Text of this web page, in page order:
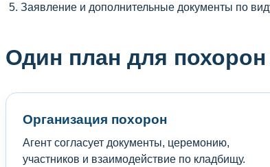
Заявление и дополнительные документы по
Один план для
Организация похорон
Агент согласует документы, церемонию,
участников и взаимодействие по кладбищу.